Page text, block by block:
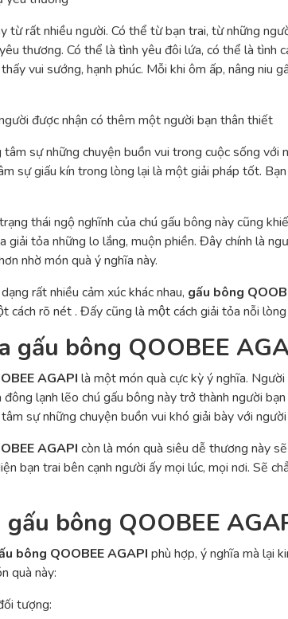
từ rất nhiều người. Có thể từ bạn trai, từ những
thương. Có thể là tình yêu đôi lứa, có thể là
vui sướng, hạnh phúc. Mỗi khi ôm ấp, nâng niu
được nhận có thêm một người bạn thân thiết
tâm sự những chuyện buồn vui trong cuộc sống với
sự giấu kín trong lòng lại là một giải pháp tốt.
thái ngộ nghĩnh của chú gấu bông này cũng
giải tỏa những lo lắng, muộn phiền. Đây chính là
nhờ món quà ý nghĩa này.
rất nhiều cảm xúc khác nhau, gấu bông
cách rõ nét . Đấy cũng là một cách giải tỏa nỗi
gấu bông QOOBEE
AGAPI là một món quà cực kỳ ý nghĩa.
lạnh lẽo chú gấu bông này trở thành người
sự những chuyện buồn vui khó giải bày với
AGAPI còn là món quà siêu dễ thương này
bạn trai bên cạnh người ấy mọi lúc, mọi nơi. Sẽ
bông QOOBEE
bông QOOBEE AGAPI phù hợp, ý nghĩa mà lại
quà này:
tượng: